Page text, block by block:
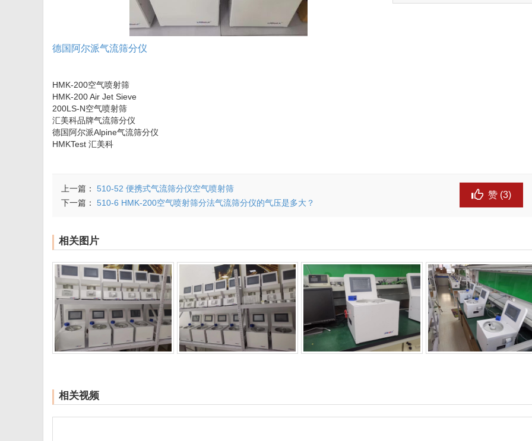
德国阿尔派气流筛分仪
HMK-200空气喷射筛
HMK-200 Air Jet Sieve
200LS-N空气喷射筛
汇美科品牌气流筛分仪
德国阿尔派Alpine气流筛分仪
HMKTest 汇美科
上一篇： 510-52 便携式气流筛分仪空气喷射筛
下一篇： 510-6 HMK-200空气喷射筛分法气流筛分仪的气压是多大？
赞 (3)
相关图片
相关视频